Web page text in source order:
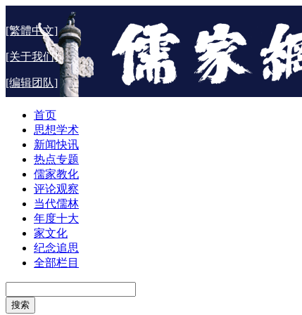
[繁體中文]
[关于我们]
[编辑团队]
首页
思想学术
新闻快讯
热点专题
儒家教化
评论观察
当代儒林
年度十大
家文化
纪念追思
全部栏目
搜索